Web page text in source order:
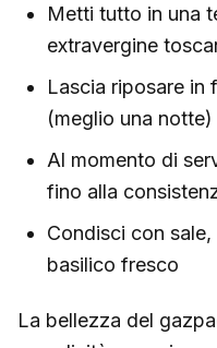
Metti tutto in una
extravergine
Lascia riposare in
(meglio una notte)
Al momento di
fino alla
Condisci con
basilico fresco
La bellezza del